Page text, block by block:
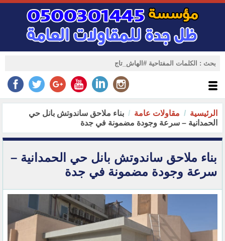
الرئيسية مقاولات عامة
بناء ملاحق ساندوتش بانل حي
الحمدانية – سرعة وجودة مضمونة في جدة
بناء ملاحق ساندوتش بانل حي الحمدانية –
سرعة وجودة مضمونة في جدة